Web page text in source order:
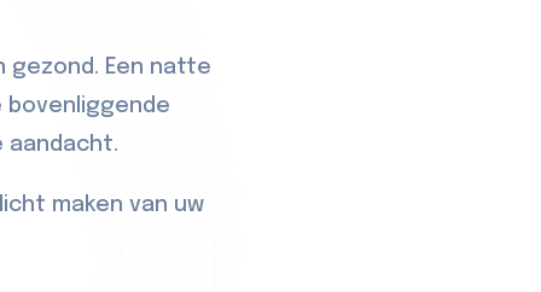
gezond. Een natte
bovenliggende
aandacht.
maken van uw